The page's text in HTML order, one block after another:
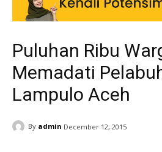
Puluhan Ribu
Memadati
Lampulo Aceh
By admin December 12, 2015